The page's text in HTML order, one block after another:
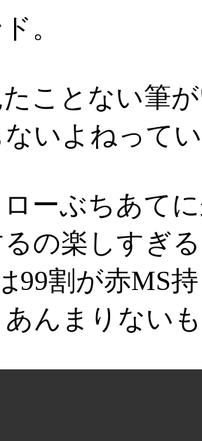
。
ことない筆
ないよねって
ーぶちあて
の楽しすぎ
99割が赤MS
あんまりない